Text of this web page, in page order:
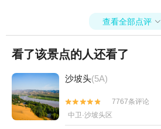
查看全部点评 
看了该景点的人还看了
沙坡头(5A)


7767条评论
中卫·沙坡头区